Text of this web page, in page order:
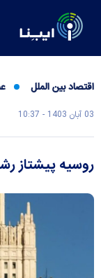
اقتصاد بین الملل
03 آبان 1403 - 10:37
روسیه پیشتاز